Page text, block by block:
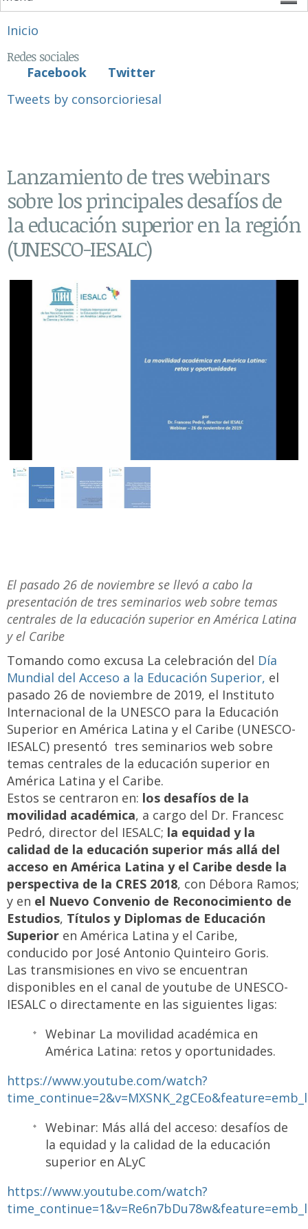
Se encuentra usted aquí
Inicio
Redes sociales
Facebook
Twitter
Tweets by consorcioriesal
Lanzamiento de tres webinars
sobre los principales desafíos de
la educación superior en la región
(UNESCO-IESALC)
El pasado 26 de noviembre se llevó a cabo la
presentación de tres seminarios web sobre temas
centrales de la educación superior en América Latina
y el Caribe
Tomando como excusa La celebración del Día
Mundial del Acceso a la Educación Superior, el
pasado 26 de noviembre de 2019, el Instituto
Internacional de la UNESCO para la Educación
Superior en América Latina y el Caribe (UNESCO-
IESALC) presentó tres seminarios web sobre
temas centrales de la educación superior en
América Latina y el Caribe.
Estos se centraron en: los desafíos de la
movilidad académica, a cargo del Dr. Francesc
Pedró, director del IESALC; la equidad y la
calidad de la educación superior más allá del
acceso en América Latina y el Caribe desde la
perspectiva de la CRES 2018, con Débora Ramos;
y en el Nuevo Convenio de Reconocimiento de
Estudios, Títulos y Diplomas de Educación
Superior en América Latina y el Caribe,
conducido por José Antonio Quinteiro Goris.
Las transmisiones en vivo se encuentran
disponibles en el canal de youtube de UNESCO-
IESALC o directamente en las siguientes ligas:
Webinar La movilidad académica en
América Latina: retos y oportunidades.
https://www.youtube.com/watch?
Webinar: Más allá del acceso: desafíos de
la equidad y la calidad de la educación
superior en ALyC
https://www.youtube.com/watch?